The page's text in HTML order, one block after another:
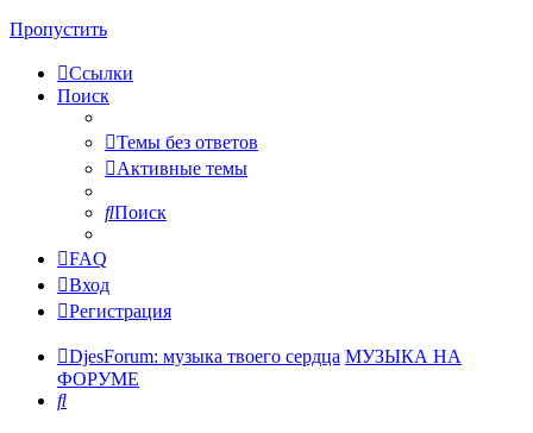
Пропустить
Ссылки
Поиск
Темы без ответов
Активные темы
Поиск
FAQ
Вход
Регистрация
DjesForum: музыка твоего сердца МУЗЫКА НА
ФОРУМЕ
Поиск